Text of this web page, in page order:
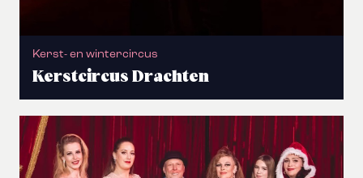
Kerst- en wintercircus
Kerstcircus Drachten